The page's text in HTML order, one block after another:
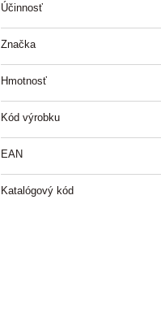
Účinnosť
Značka
Hmotnosť
Kód výrobku
EAN
Katalógový kód